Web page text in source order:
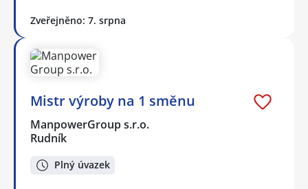
Zveřejněno: 7. srpna
Mistr výroby na 1 směnu
ManpowerGroup s.r.o.
Rudník
Plný úvazek